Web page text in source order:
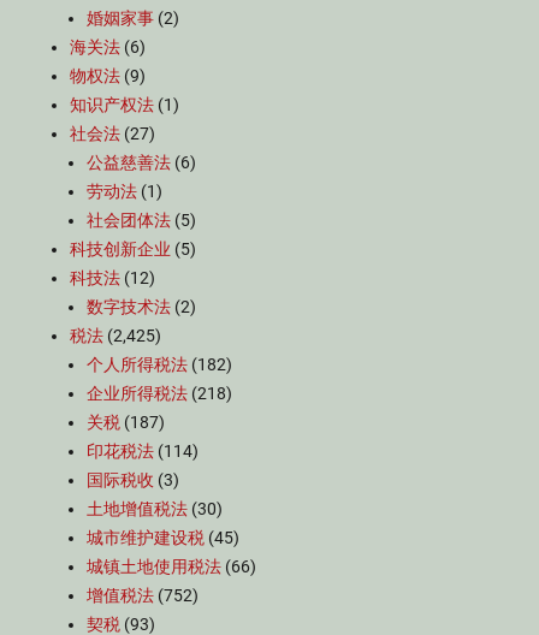
婚姻家事 (2)
海关法 (6)
物权法 (9)
知识产权法 (1)
社会法 (27)
公益慈善法 (6)
劳动法 (1)
社会团体法 (5)
科技创新企业 (5)
科技法 (12)
数字技术法 (2)
税法 (2,425)
个人所得税法 (182)
企业所得税法 (218)
关税 (187)
印花税法 (114)
国际税收 (3)
土地增值税法 (30)
城市维护建设税 (45)
城镇土地使用税法 (66)
增值税法 (752)
契税 (93)